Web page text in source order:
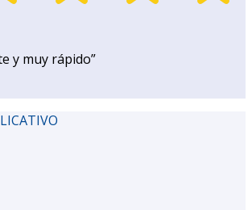
y muy rápido”